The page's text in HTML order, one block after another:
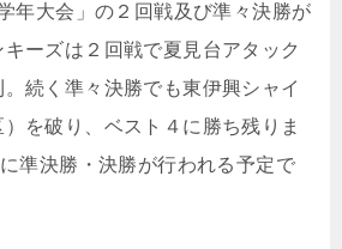
年大会」の２回戦及び準々決勝が
ーズは２回戦で夏見台アタック
続く準々決勝でも東伊興シャイ
を破り、ベスト４に勝ち残りま
準決勝・決勝が行われる予定で